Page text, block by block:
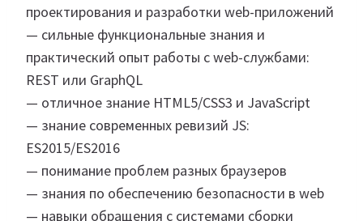
проектирования и разработки web-приложений
— сильные функциональные знания и
практический опыт работы с web-службами:
REST или GraphQL
— отличное знание HTML5/CSS3 и JavaScript
— знание современных ревизий JS:
ES2015/ES2016
— понимание проблем разных браузеров
— знания по обеспечению безопасности в web
— навыки обращения с системами сборки